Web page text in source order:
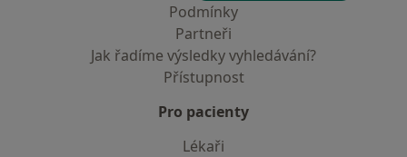
Podmínky
Partneři
Jak řadíme výsledky vyhledávání?
Přístupnost
Pro pacienty
Lékaři